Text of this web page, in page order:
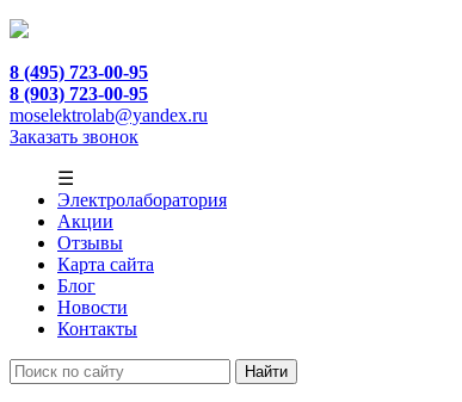
8 (495) 723-00-95
8 (903) 723-00-95
moselektrolab@yandex.ru
Заказать звонок
☰
Электролаборатория
Акции
Отзывы
Карта сайта
Блог
Новости
Контакты